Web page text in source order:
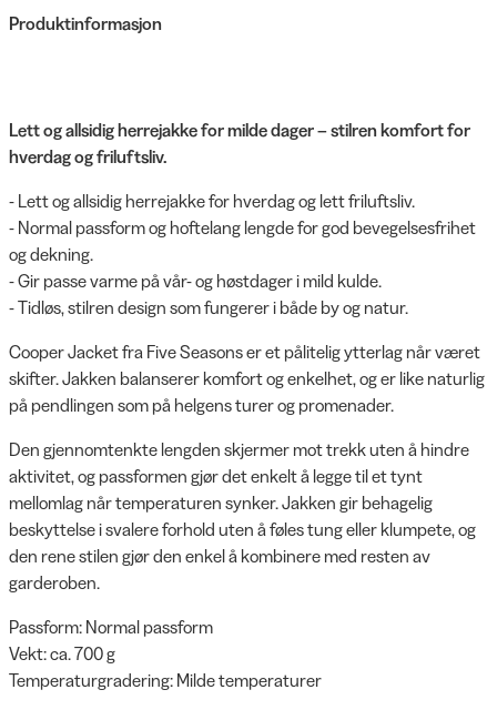
Produktinformasjon
Lett og allsidig herrejakke for milde dager – stilren komfort for
hverdag og friluftsliv.
- Lett og allsidig herrejakke for hverdag og lett friluftsliv.
- Normal passform og hoftelang lengde for god bevegelsesfrihet
og dekning.
- Gir passe varme på vår- og høstdager i mild kulde.
- Tidløs, stilren design som fungerer i både by og natur.
Cooper Jacket fra Five Seasons er et pålitelig ytterlag når været
skifter. Jakken balanserer komfort og enkelhet, og er like naturlig
på pendlingen som på helgens turer og promenader.
Den gjennomtenkte lengden skjermer mot trekk uten å hindre
aktivitet, og passformen gjør det enkelt å legge til et tynt
mellomlag når temperaturen synker. Jakken gir behagelig
beskyttelse i svalere forhold uten å føles tung eller klumpete, og
den rene stilen gjør den enkel å kombinere med resten av
garderoben.
Passform: Normal passform
Vekt: ca. 700 g
Temperaturgradering: Milde temperaturer